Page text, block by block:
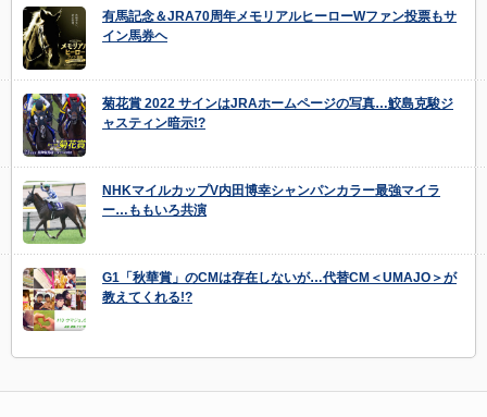
有馬記念＆JRA70周年メモリアルヒーローWファン投票もサ
イン馬券ヘ
菊花賞 2022 サインはJRAホームページの写真…鮫島克駿ジ
ャスティン暗示!?
NHKマイルカップV内田博幸シャンパンカラー最強マイラ
ー…ももいろ共演
G1「秋華賞」のCMは存在しないが…代替CM＜UMAJO＞が
教えてくれる!?